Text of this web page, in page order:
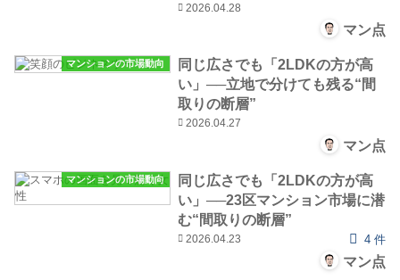
2026.04.28
マン点
マンションの市場動向
同じ広さでも「2LDKの方が高
い」──立地で分けても残る“間
取りの断層”
2026.04.27
マン点
マンションの市場動向
同じ広さでも「2LDKの方が高
い」──23区マンション市場に潜
む“間取りの断層”
2026.04.23 4 件
マン点